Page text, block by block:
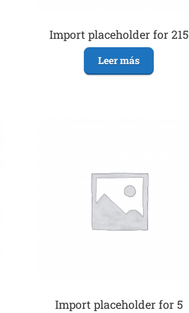
Import placeholder for 215
Leer más
Import placeholder for 5